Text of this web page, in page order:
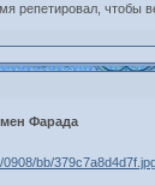
чтобы
Фарада